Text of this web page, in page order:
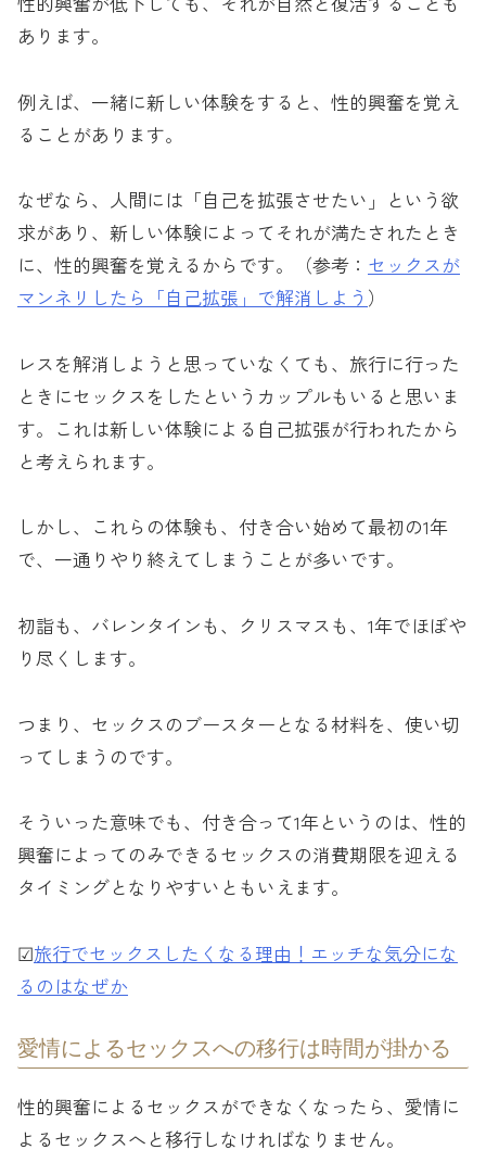
あります。
例えば、一緒に新しい体験をすると、性的興奮を覚え
ることがあります。
なぜなら、人間には「自己を拡張させたい」という欲
求があり、新しい体験によってそれが満たされたとき
に、性的興奮を覚えるからです。（参考： セックスが
マンネリしたら「自己拡張」で解消しよう ）
レスを解消しようと思っていなくても、旅行に行った
ときにセックスをしたというカップルもいると思いま
す。これは新しい体験による自己拡張が行われたから
と考えられます。
しかし、これらの体験も、付き合い始めて最初の1年
で、一通りやり終えてしまうことが多いです。
初詣も、バレンタインも、クリスマスも、1年でほぼや
り尽くします。
つまり、セックスのブースターとなる材料を、使い切
ってしまうのです。
そういった意味でも、付き合って1年というのは、性的
興奮によってのみできるセックスの消費期限を迎える
タイミングとなりやすいともいえます。
☑︎旅行でセックスしたくなる理由！エッチな気分にな
るのはなぜか
愛情によるセックスへの移行は時間が掛かる
性的興奮によるセックスができなくなったら、愛情に
よるセックスへと移行しなければなりません。